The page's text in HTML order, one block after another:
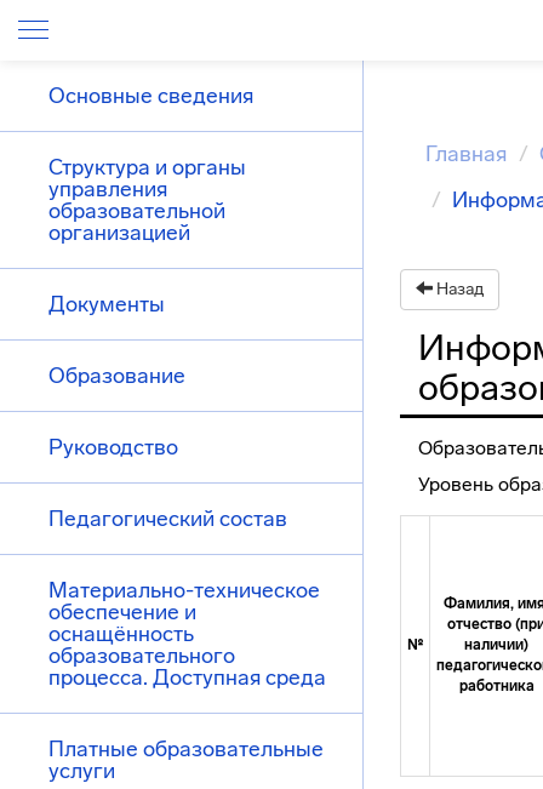
Основные сведения
Структура и органы
управления
образовательной
организацией
Документы
Образование
Руководство
Педагогический состав
Материально-техническое
обеспечение и
оснащённость
образовательного
процесса. Доступная среда
Платные образовательные
услуги
Главная
Назад
Уровень
№
Фамилия,
отчество
наличии)
работника